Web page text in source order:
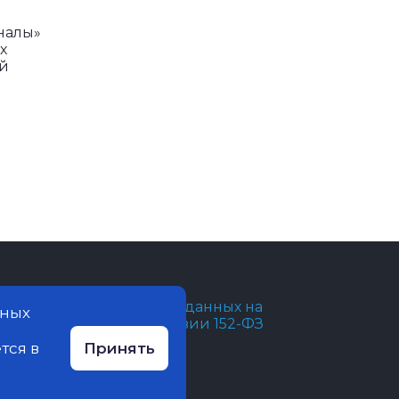
персональных данных на
ведется в соответствии 152-ФЗ
в
Принять